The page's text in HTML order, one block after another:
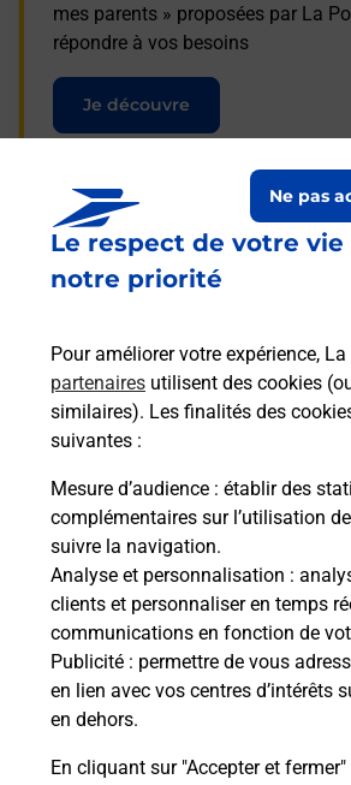
Le respect de votre vie
notre priorité
Pour améliorer votre expérience,
partenaires utilisent des cookies
similaires). Les finalités des
suivantes :
Mesure d’audience : établir des
complémentaires sur l’utilisation
suivre la navigation.
Analyse et personnalisation :
clients et personnaliser en temps
communications en fonction de
Publicité : permettre de vous
en lien avec vos centres d’intérêts
en dehors.
En cliquant sur "Accepter et
Ne pas
mes parents » proposées par La
répondre à vos besoins
Je découvre
Questions
posées
La téléassistance classique
médaillon d’alarme qu’est
c’est ?
Comment fonctionne la
téléassistance classique ?
Comment est installée la
téléassistance classique ?